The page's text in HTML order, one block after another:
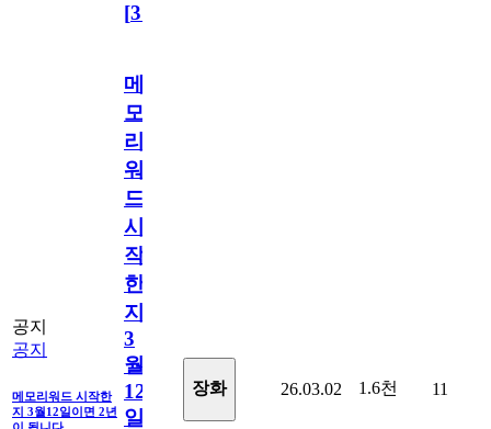
[31
공지
공지
메모리워드 시작한
지 3월12일이면 2년
이 됩니다.
메
모
리
워
드
시
작
한
지
3
월
12
일
장화 26.03.02 1.6천 11